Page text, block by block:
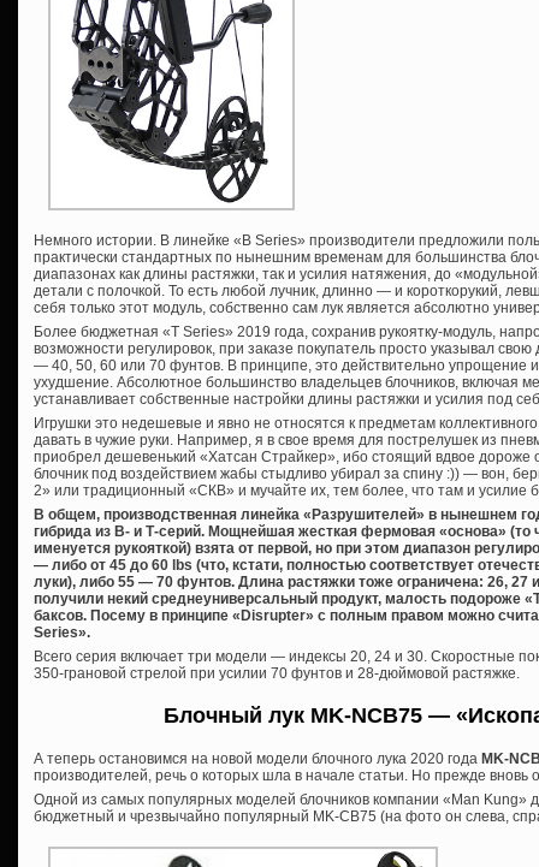
Немного истории. В линейке «B Series» производители предложили
практически стандартных по нынешним временам для большинства
диапазонах как длины растяжки, так и усилия натяжения, до
детали с полочкой. То есть любой лучник, длинно — и короткорукий,
себя только этот модуль, собственно сам лук является абсолютно
Более бюджетная «Т Series» 2019 года, сохранив рукоятку-модуль,
возможности регулировок, при заказе покупатель просто указывал
— 40, 50, 60 или 70 фунтов. В принципе, это действительно упрощение
ухудшение. Абсолютное большинство владельцев блочников, включая
устанавливает собственные настройки длины растяжки и усилия под
Игрушки это недешевые и явно не относятся к предметам
давать в чужие руки. Например, я в свое время для пострелушек из
приобрел дешевенький «Хатсан Страйкер», ибо стоящий вдвое дороже
блочник под воздействием жабы стыдливо убирал за спину :)) — вон,
2» или традиционный «СКВ» и мучайте их, тем более, что там и усилие
В общем, производственная линейка «Разрушителей» в нынешнем
гибрида из В- и Т-серий. Мощнейшая жесткая фермовая «основа» (то
именуется рукояткой) взята от первой, но при этом диапазон
— либо от 45 до 60 lbs (что, кстати, полностью соответствует
луки), либо 55 — 70 фунтов. Длина растяжки тоже ограничена: 26, 27
получили некий среднеуниверсальный продукт, малость подороже
баксов. Посему в принципе «Disrupter» с полным правом можно
Series».
Всего серия включает три модели — индексы 20, 24 и 30. Скоростные
350-грановой стрелой при усилии 70 фунтов и 28-дюймовой растяжке.
Блочный лук MK-NCB75 —
А теперь остановимся на новой модели блочного лука 2020 года MK-
производителей, речь о которых шла в начале статьи. Но прежде вновь
Одной из самых популярных моделей блочников компании «Man Kung»
бюджетный и чрезвычайно популярный MK-CB75 (на фото он слева,